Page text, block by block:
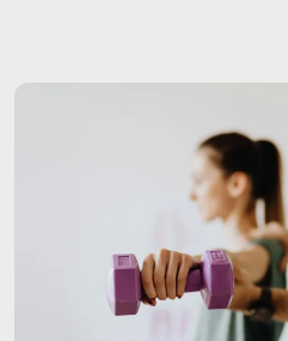
Aposentadoria por invalidez: